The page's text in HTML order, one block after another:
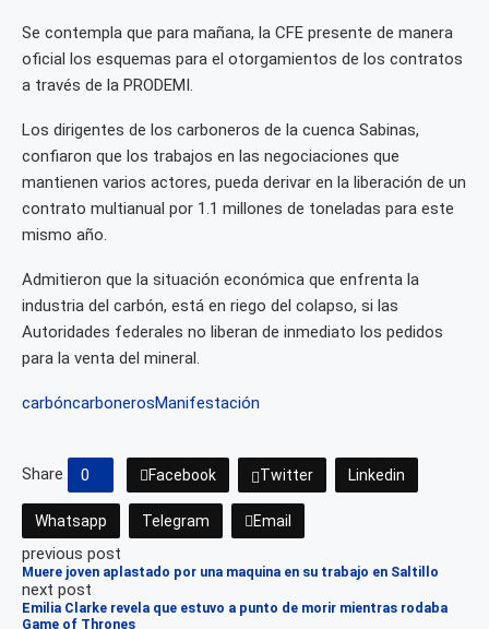
Se contempla que para mañana, la CFE presente de manera
oficial los esquemas para el otorgamientos de los contratos
a través de la PRODEMI.
Los dirigentes de los carboneros de la cuenca Sabinas,
confiaron que los trabajos en las negociaciones que
mantienen varios actores, pueda derivar en la liberación de un
contrato multianual por 1.1 millones de toneladas para este
mismo año.
Admitieron que la situación económica que enfrenta la
industria del carbón, está en riego del colapso, si las
Autoridades federales no liberan de inmediato los pedidos
para la venta del mineral.
carbóncarbonerosManifestación
Share 0 Facebook Twitter Linkedin
Whatsapp Telegram Email
previous post
Muere joven aplastado por una maquina en su trabajo en Saltillo
next post
Emilia Clarke revela que estuvo a punto de morir mientras rodaba
Game of Thrones